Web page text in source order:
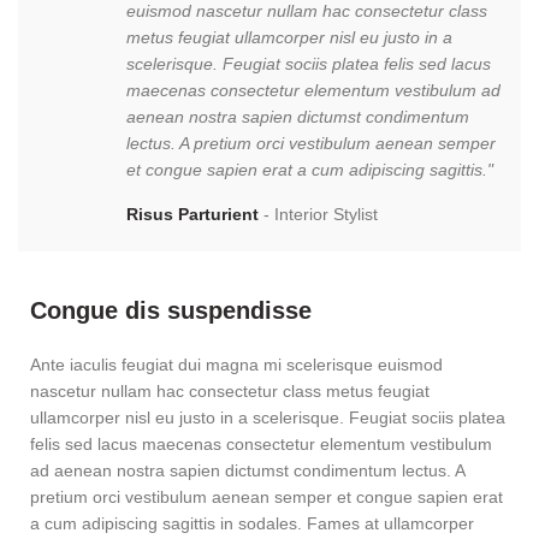
euismod nascetur nullam hac consectetur class
metus feugiat ullamcorper nisl eu justo in a
scelerisque. Feugiat sociis platea felis sed lacus
maecenas consectetur elementum vestibulum ad
aenean nostra sapien dictumst condimentum
lectus. A pretium orci vestibulum aenean semper
et congue sapien erat a cum adipiscing sagittis."
Risus Parturient Interior Stylist
Congue dis suspendisse
Ante iaculis feugiat dui magna mi scelerisque euismod
nascetur nullam hac consectetur class metus feugiat
ullamcorper nisl eu justo in a scelerisque. Feugiat sociis platea
felis sed lacus maecenas consectetur elementum vestibulum
ad aenean nostra sapien dictumst condimentum lectus. A
pretium orci vestibulum aenean semper et congue sapien erat
a cum adipiscing sagittis in sodales. Fames at ullamcorper